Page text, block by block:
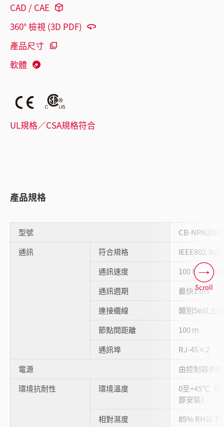
CAD / CAE
360° 檢視 (3D PDF)
產品尺寸
軟體
UL規格／CSA規格符合
產品規格
型號
CB-NPN20EA
通訊
符合規格
通訊速度
100
通訊週期
最快1 ms
連接纜線
類別5e以上
節點間距離
100 m
通訊埠
RJ-45×2
電源
由控制器供應
環境抗耐性
環境溫度
0至+45℃（
部安裝）
相對濕度
85% RH以下
Scroll